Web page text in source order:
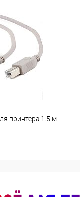
принтера 1.5 м